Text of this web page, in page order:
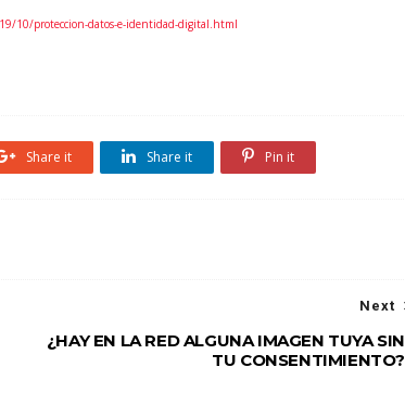
10/proteccion-datos-e-identidad-digital.html
Share it Share it Pin it
Next
¿HAY EN LA RED ALGUNA IMAGEN TUYA SIN
TU CONSENTIMIENTO?